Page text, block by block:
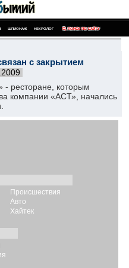
ШПИОНАЖ НЕКРОЛОГ ПОИСК ПО САЙТУ
с закрытием
- ресторане, которым
компании «АСТ», начались
Происшествия
Авто
Хайтек